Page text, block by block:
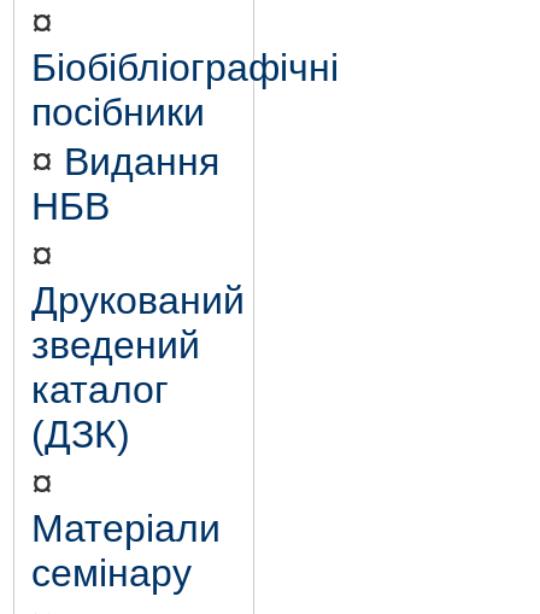
¤
Біобібліографічні
посібники
¤ Видання
НБВ
¤
Друкований
зведений
каталог
(ДЗК)
¤
Матеріали
семінару